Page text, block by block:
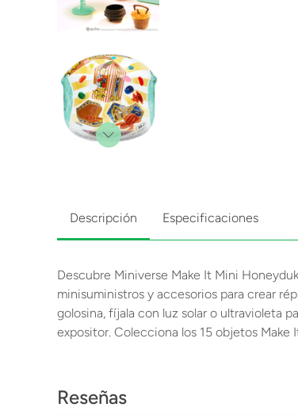
Descripción Especificaciones
Descubre Miniverse Make It Mini
minisuministros y accesorios para crear
golosina, fíjala con luz solar o ultravioleta
expositor. Colecciona los 15 objetos Make
Reseñas